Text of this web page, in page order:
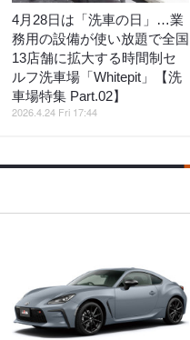
4月28日は「洗車の日」…業
務用の設備が使い放題で全国
13店舗に拡大する時間制セ
ルフ洗車場「Whitepit」【洗
車場特集 Part.02】
2026.4.24 Fri 17:44